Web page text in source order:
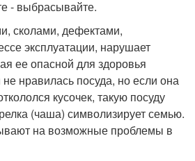
- выбрасывайте.
сколами, дефектами,
эксплуатации, нарушает
ее опасной для здоровья
нравилась посуда, но если она
кусочек, такую посуду
(чаша) символизирует семью.
на возможные проблемы в